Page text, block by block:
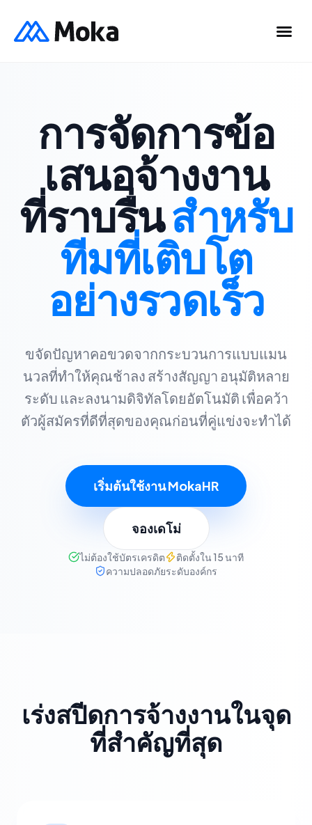
การจัดการข้อ
เสนอจ้างงาน
ที่ราบรื่นสำหรับ
ทีมที่เติบโต
อย่างรวดเร็ว
ขจัดปัญหาคอขวดจากกระบวนการแบบแมน
นวลที่ทำให้คุณช้าลง สร้างสัญญา อนุมัติหลาย
ระดับ และลงนามดิจิทัลโดยอัตโนมัติ เพื่อคว้า
ตัวผู้สมัครที่ดีที่สุดของคุณก่อนที่คู่แข่งจะทำได้
เริ่มต้นใช้งาน MokaHR
จองเดโม่
ไม่ต้องใช้บัตรเครดิต
ติดตั้งใน 15 นาที
ความปลอดภัยระดับองค์กร
เร่งสปีดการจ้างงานในจุด
ที่สำคัญที่สุด